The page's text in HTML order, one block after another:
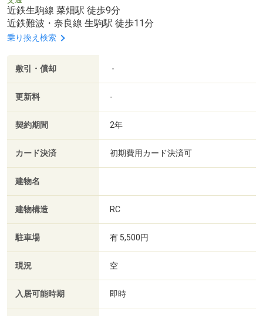
近鉄生駒線 菜畑駅 徒歩9分
近鉄難波・奈良線 生駒駅 徒歩11分
乗り換え検索
敷引・償却 -
更新料 -
契約期間 2年
カード決済 初期費用カード決済可
建物名
建物構造 RC
駐車場 有 5,500円
現況 空
入居可能時期 即時